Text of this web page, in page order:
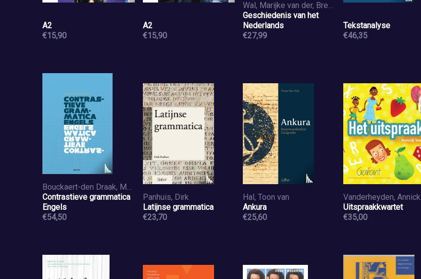
A2
€15,90
A2
€15,90
Wal, Marijke van der, Bree, Cor van
Geschiedenis van het
Nederlands
€27,99
Tekstanalyse
€46,35
Bouckaert-den Draak, Marina, Ederveen, Lucas
Contrastieve grammatica
Engels
€54,50
Panhuis, Dirk
Latijnse grammatica
€23,70
Hal, Toon van
Ankura
€25,60
Vanderheyden, Annick
Uitspraakkwartet
€35,00